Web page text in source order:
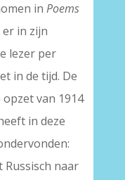
in Poems
in zijn
lezer per
in de tijd. De
van 1914
in deze
naar